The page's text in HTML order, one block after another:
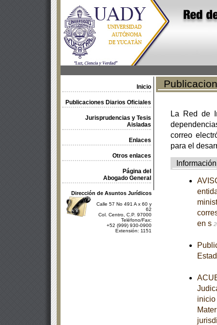
Inicio
Publicaciones Diarios Oficiales
Jurisprudencias y Tesis
Aisladas
Enlaces
Otros enlaces
Página del
Abogado General
Dirección de Asuntos Jurídicos
Calle 57 No 491 A x 60 y
62
Col. Centro, C.P. 97000
Teléfono/Fax:
+52 (999) 930-0900
Extensión: 1151
La Red de
correo
para el
Información
en s
inicio